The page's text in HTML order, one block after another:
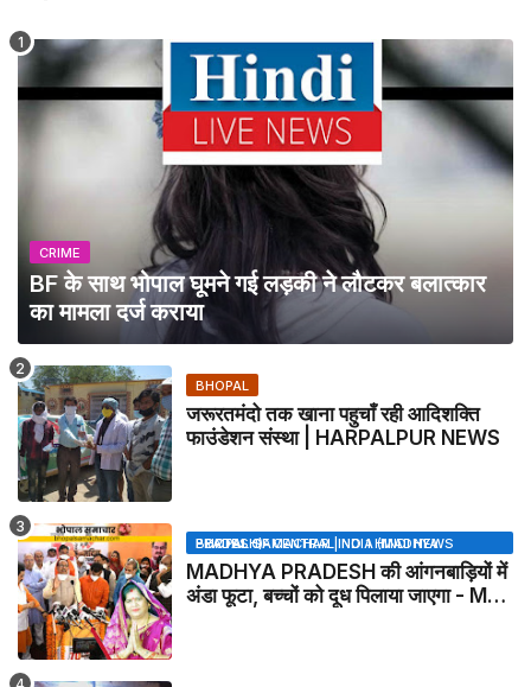
CRIME
BF के साथ भोपाल घूमने गई लड़की ने लौटकर बलात्कार
का मामला दर्ज कराया
BHOPAL
जरूरतमंदो तक खाना पहुचाँ रही आदिशक्ति
फाउंडेशन संस्था | HARPALPUR NEWS
BHOPAL SAMACHAR | NO 1 HINDI NEWS PORTAL OF CENTRAL INDIA (MADHYA PRADESH)
MADHYA PRADESH की आंगनबाड़ियों में
अंडा फूटा, बच्चों को दूध पिलाया जाएगा - MP